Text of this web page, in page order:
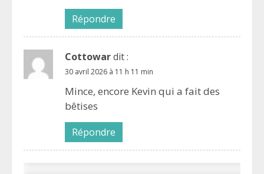
Répondre
Cottowardit :
30 avril 2026 à 11 h 11 min
Mince, encore Kevin qui a fait des
bêtises
Répondre